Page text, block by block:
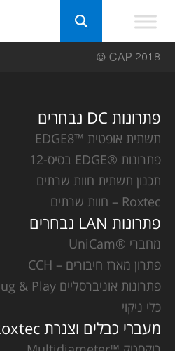
פתרונות DC נבחרים
תשתית אופטית ™EDGE8
פתרונות ®EDGE בסיס-12
תכנון תשתית חוות שרתים
Roxtec – חוות שרתים
פתרונות LAN נבחרים
מחברי ®UniCam
פתרון מארז חיבורים – CCH
פתרונות אוניברסליים Plug & Play
כלי ניקוי
מעברי כבלים וצנרת Roxtec